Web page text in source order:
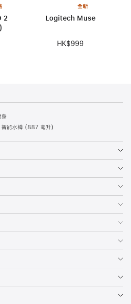
2
全新
Logitech Muse
HK$999
身
能水樽 (887 毫升)